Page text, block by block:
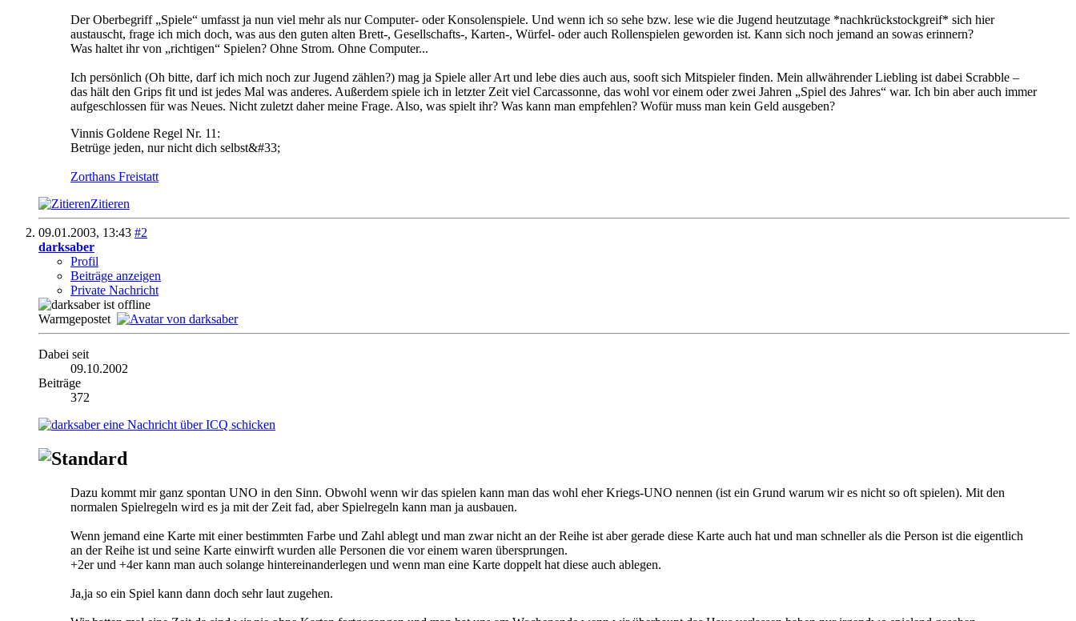
Der Oberbegriff „Spiele“ umfasst ja nun viel mehr als nur Computer- oder Konsolenspiele. Und wenn ich so sehe bzw. lese wie die Jugend heutzutage *nachkrückstockgreif* sich hier
austauscht, frage ich mich doch, was aus den guten alten Brett-, Gesellschafts-, Karten-, Würfel- oder auch Rollenspielen geworden ist. Kann sich noch jemand an sowas erinnern?
Was haltet ihr von „richtigen“ Spielen? Ohne Strom. Ohne Computer...
Ich persönlich (Oh bitte, darf ich mich noch zur Jugend zählen?) mag ja Spiele aller Art und lebe dies auch aus, sooft sich Mitspieler finden. Mein allwährender Liebling ist dabei Scrabble –
das hält den Grips fit und ist jedes Mal was anderes. Außerdem spiele ich in letzter Zeit viel Carcassonne, das wohl vor einem oder zwei Jahren „Spiel des Jahres“ war. Ich bin aber auch immer
aufgeschlossen für was Neues. Nicht zuletzt daher meine Frage. Also, was spielt ihr? Was kann man empfehlen? Wofür muss man kein Geld ausgeben?
Vinnis Goldene Regel Nr. 11:
Betrüge jeden, nur nicht dich selbst&#33;
Zorthans Freistatt
Zitieren
09.01.2003, 13:43 #2
darksaber
Profil
Beiträge anzeigen
Private Nachricht
Warmgepostet
Dabei seit
09.10.2002
Beiträge
372
Dazu kommt mir ganz spontan UNO in den Sinn. Obwohl wenn wir das spielen kann man das wohl eher Kriegs-UNO nennen (ist ein Grund warum wir es nicht so oft spielen). Mit den
normalen Spielregeln wird es ja mit der Zeit fad, aber Spielregeln kann man ja ausbauen.
Wenn jemand eine Karte mit einer bestimmten Farbe und Zahl ablegt und man zwar nicht an der Reihe ist aber gerade diese Karte auch hat und man schneller als die Person ist die eigentlich
an der Reihe ist und seine Karte einwirft wurden alle Personen die vor einem waren übersprungen.
+2er und +4er kann man auch solange hintereinanderlegen und wenn man eine Karte doppelt hat diese auch ablegen.
Ja,ja so ein Spiel kann dann doch sehr laut zugehen.